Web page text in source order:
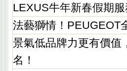
LEXUS牛年新春假期
法藝獅情！PEUGEOT
景氣低品牌力更有價值
名！